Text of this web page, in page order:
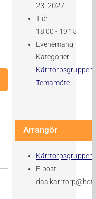
23, 2027
Tid:
18:00 - 19:15
Evenemang
Kategorier:
Kärrtorpsgruppen
Temamöte
Arrangör
Kärrtorpsgruppen
E-post